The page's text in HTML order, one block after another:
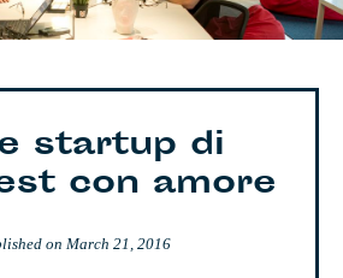
startup di
con amore
on March 21, 2016